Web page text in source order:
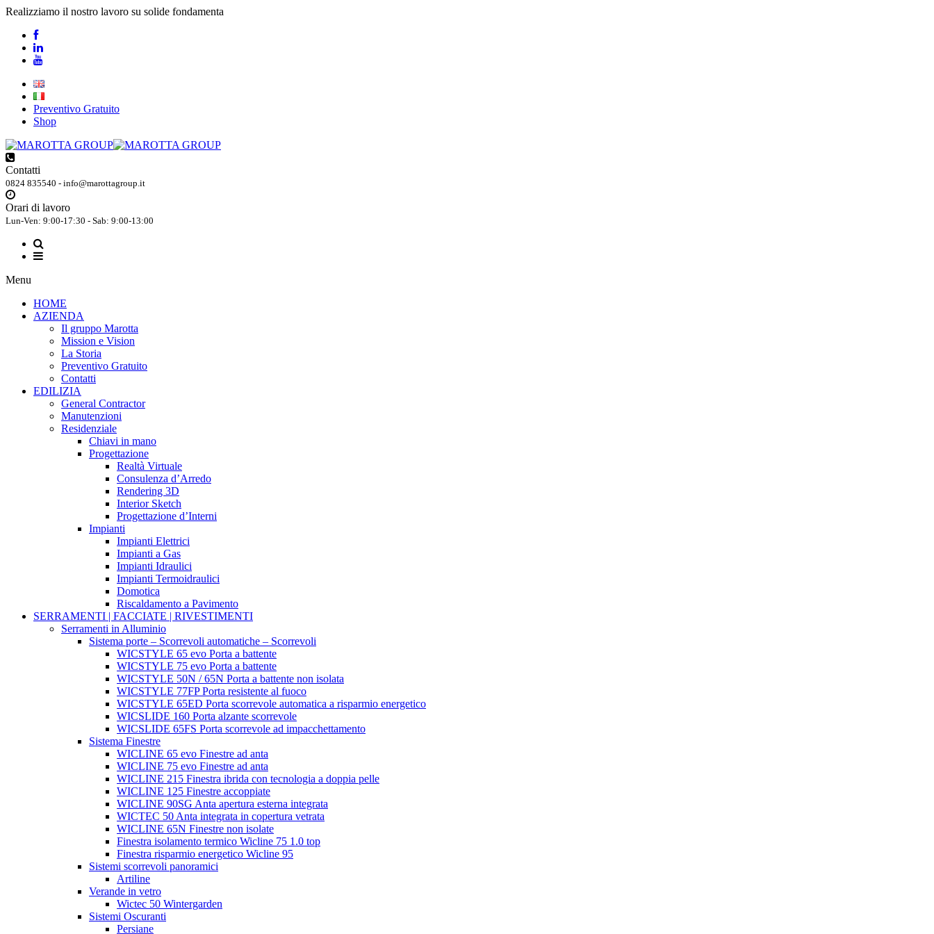
Realizziamo il nostro lavoro su solide fondamenta
Preventivo Gratuito
Shop
Contatti
0824 835540 - info@marottagroup.it
Orari di lavoro
Lun-Ven: 9:00-17:30 - Sab: 9:00-13:00
Menu
HOME
AZIENDA
Il gruppo Marotta
Mission e Vision
La Storia
Preventivo Gratuito
Contatti
EDILIZIA
General Contractor
Manutenzioni
Residenziale
Chiavi in mano
Progettazione
Realtà Virtuale
Consulenza d’Arredo
Rendering 3D
Interior Sketch
Progettazione d’Interni
Impianti
Impianti Elettrici
Impianti a Gas
Impianti Idraulici
Impianti Termoidraulici
Domotica
Riscaldamento a Pavimento
SERRAMENTI | FACCIATE | RIVESTIMENTI
Serramenti in Alluminio
Sistema porte – Scorrevoli automatiche – Scorrevoli
WICSTYLE 65 evo Porta a battente
WICSTYLE 75 evo Porta a battente
WICSTYLE 50N / 65N Porta a battente non isolata
WICSTYLE 77FP Porta resistente al fuoco
WICSTYLE 65ED Porta scorrevole automatica a risparmio energetico
WICSLIDE 160 Porta alzante scorrevole
WICSLIDE 65FS Porta scorrevole ad impacchettamento
Sistema Finestre
WICLINE 65 evo Finestre ad anta
WICLINE 75 evo Finestre ad anta
WICLINE 215 Finestra ibrida con tecnologia a doppia pelle
WICLINE 125 Finestre accoppiate
WICLINE 90SG Anta apertura esterna integrata
WICTEC 50 Anta integrata in copertura vetrata
WICLINE 65N Finestre non isolate
Finestra isolamento termico Wicline 75 1.0 top
Finestra risparmio energetico Wicline 95
Sistemi scorrevoli panoramici
Artiline
Verande in vetro
Wictec 50 Wintergarden
Sistemi Oscuranti
Persiane